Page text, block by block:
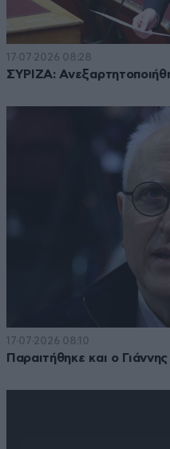
17·07·2026 08:28
ΣΥΡΙΖΑ:
17·07·2026 08:10
Παραιτήθηκε και ο